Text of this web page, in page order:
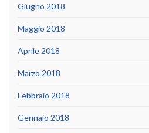
Giugno 2018
Maggio 2018
Aprile 2018
Marzo 2018
Febbraio 2018
Gennaio 2018